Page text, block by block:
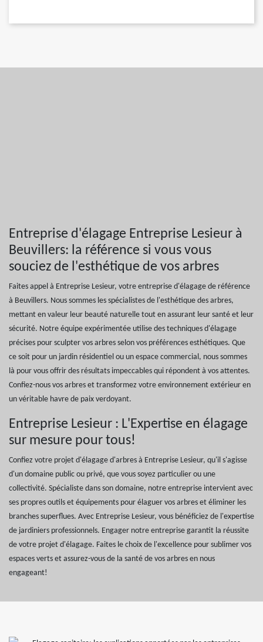
Entreprise d'élagage Entreprise Lesieur à
Beuvillers: la référence si vous vous
souciez de l'esthétique de vos arbres
Faites appel à Entreprise Lesieur, votre entreprise d'élagage de référence
à Beuvillers. Nous sommes les spécialistes de l'esthétique des arbres,
mettant en valeur leur beauté naturelle tout en assurant leur santé et leur
sécurité. Notre équipe expérimentée utilise des techniques d'élagage
précises pour sculpter vos arbres selon vos préférences esthétiques. Que
ce soit pour un jardin résidentiel ou un espace commercial, nous sommes
là pour vous offrir des résultats impeccables qui répondent à vos attentes.
Confiez-nous vos arbres et transformez votre environnement extérieur en
un véritable havre de paix verdoyant.
Entreprise Lesieur : L'Expertise en élagage
sur mesure pour tous!
Confiez votre projet d'élagage d'arbres à Entreprise Lesieur, qu'il s'agisse
d'un domaine public ou privé, que vous soyez particulier ou une
collectivité. Spécialiste dans son domaine, notre entreprise intervient avec
ses propres outils et équipements pour élaguer vos arbres et éliminer les
branches superflues. Avec Entreprise Lesieur, vous bénéficiez de l'expertise
de jardiniers professionnels. Engager notre entreprise garantit la réussite
de votre projet d'élagage. Faites le choix de l'excellence pour sublimer vos
espaces verts et assurez-vous de la santé de vos arbres en nous
engageant!